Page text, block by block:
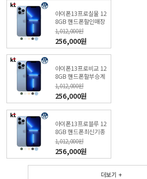
아이폰13프로실물 12
8GB 핸드폰할인매장
(특가폰 신청) KT직영
점
1,012,000원
256,000원
아이폰13프로비교 12
8GB 핸드폰할부승계
(특가폰 신청) KT직영
점
1,012,000원
256,000원
아이폰13프로블루 12
8GB 핸드폰최신기종
(특가폰 신청) KT직영
점
1,012,000원
256,000원
더보기 +